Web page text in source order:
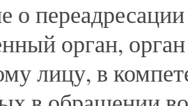
о
орган,
лицу, в